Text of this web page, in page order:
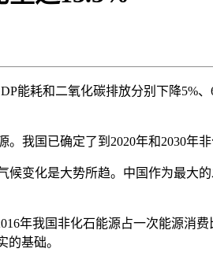
耗和二氧化碳排放分别下降5%
国已确定了到2020年和2030年非
化是大势所趋。中国作为最大
年我国非化石能源占一次能源消
的基础。